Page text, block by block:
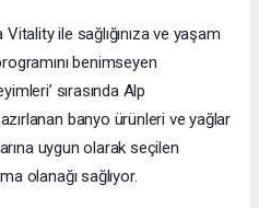
ile sağlığınıza ve yaşam
benimseyen
sırasında Alp
banyo ürünleri ve yağlar
uygun olarak seçilen
olanağı sağlıyor.